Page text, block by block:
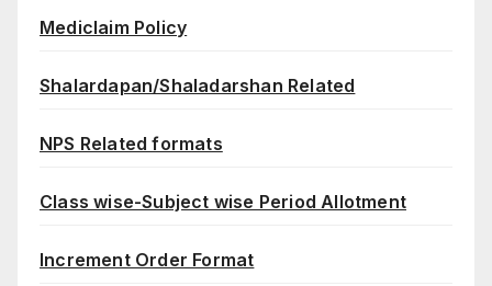
Mediclaim Policy
Shalardapan/Shaladarshan Related
NPS Related formats
Class wise-Subject wise Period Allotment
Increment Order Format